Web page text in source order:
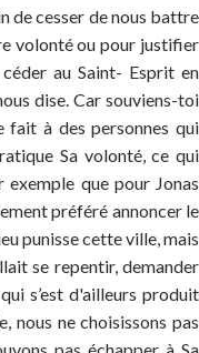
de cesser de nous battre
volonté ou pour justifier
au Saint- Esprit en
dise. Car souviens-toi
fait à des personnes qui
Sa volonté, ce qui
exemple que pour Jonas
préféré annoncer le
punisse cette ville, mais
se repentir, demander
s’est d'ailleurs produit
nous ne choisissons pas